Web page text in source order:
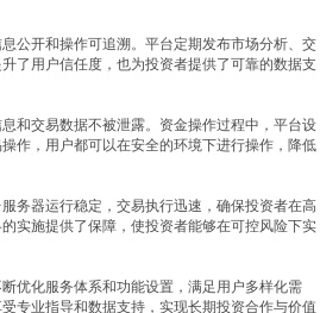
公开和操作可追溯。平台定期发布市场分析、交
了用户信任度，也为投资者提供了可靠的数据支
和交易数据不被泄露。资金操作过程中，平台设
作，用户都可以在安全的环境下进行操作，降低
务器运行稳定，交易执行迅速，确保投资者在高
实施提供了保障，使投资者能够在可控风险下实
优化服务体系和功能设置，满足用户多样化需
专业指导和数据支持，实现长期投资合作与价值